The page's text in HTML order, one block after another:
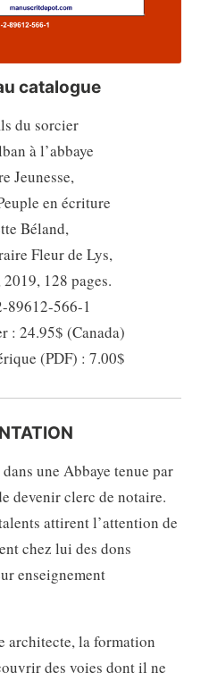
catalogue
du sorcier
à l’abbaye
Jeunesse,
en écriture
Béland,
Fleur de Lys,
128 pages.
89612-566-1
: 24.95$ (Canada)
(PDF) : 7.00$
une Abbaye tenue par
devenir clerc de notaire.
attirent l’attention de
chez lui des dons
enseignement
architecte, la formation
des voies dont il ne